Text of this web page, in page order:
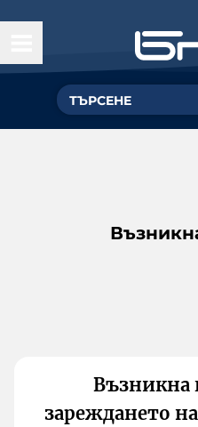
Възникна
зареждането